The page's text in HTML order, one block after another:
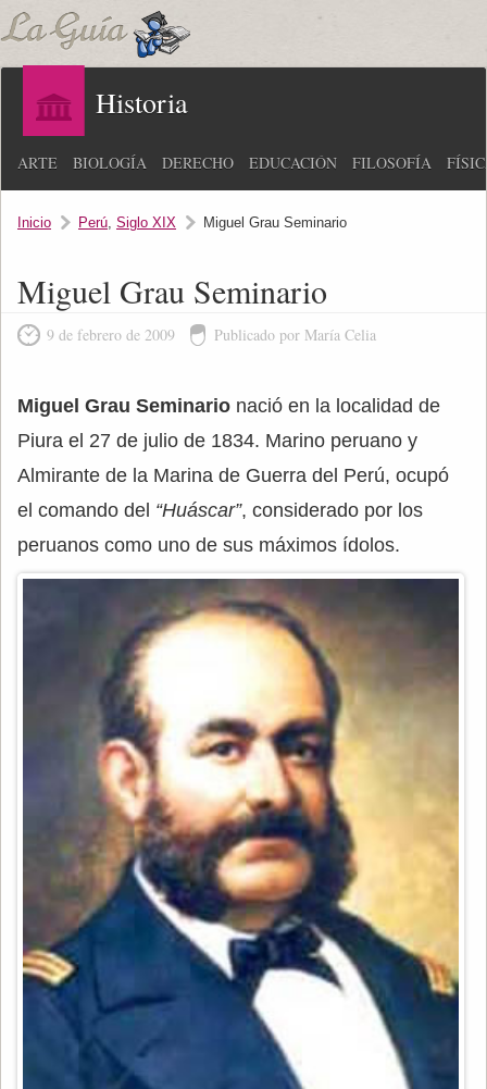
Historia
ARTE BIOLOGÍA DERECHO EDUCACIÓN FILOSOFÍA
Inicio Perú, Siglo XIX Miguel Grau Seminario
Miguel Grau Seminario
9 de febrero de 2009 Publicado por María Celia
Miguel Grau Seminario nació en la localidad de
Piura el 27 de julio de 1834. Marino peruano y
Almirante de la Marina de Guerra del Perú, ocupó
el comando del “Huáscar”, considerado por los
peruanos como uno de sus máximos ídolos.